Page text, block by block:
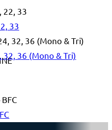
33
32, 36 (Mono & Tri)